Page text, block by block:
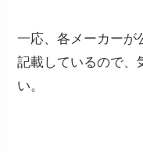
一応、各メーカーが
記載しているので、
い。